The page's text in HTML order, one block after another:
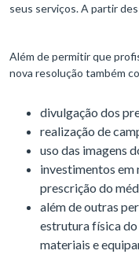
seus serviços. A partir
Além de permitir que
nova resolução também
divulgação dos
realização de
uso das imagens
investimentos em
prescrição do
além de outras
estrutura física do
materiais e